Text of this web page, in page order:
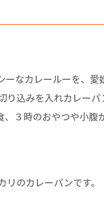
なカレールーを、愛
り込みを入れカレー
３時のおやつや小腹
のカレーパンです。